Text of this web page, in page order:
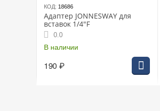
КОД: 18686
Адаптер JONNESWAY для
вставок 1/4"F
0.0
В наличии
190 ₽